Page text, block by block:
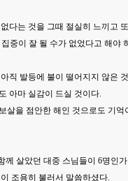
다는 것을 그때 절실히 느끼고
중이 잘 될 수가 없었다고 해야
직 발등에 불이 떨어지지 않은
아마 실감이 드실 것이다.
살을 점안한 해인 것으로도 기
께 살았던 대중 스님들이 6명인
조용히 불러서 말씀하셨다.